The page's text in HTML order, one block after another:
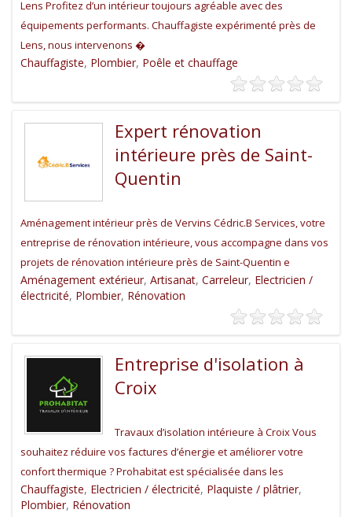
Lens Profitez d’un intérieur toujours agréable avec des
équipements performants. Chauffagiste expérimenté près de
Lens, nous intervenons �
Chauffagiste, Plombier, Poêle et chauffage
Expert rénovation
intérieure près de Saint-
Quentin
Aménagement intérieur près de Vervins Cédric.B Services, votre
entreprise de rénovation intérieure, vous accompagne dans vos
projets de rénovation intérieure près de Saint-Quentin e
Aménagement extérieur, Artisanat, Carreleur, Electricien /
électricité, Plombier, Rénovation
Entreprise d'isolation à
Croix
Travaux d’isolation intérieure à Croix Vous
souhaitez réduire vos factures d’énergie et améliorer votre
confort thermique ? Prohabitat est spécialisée dans les
Chauffagiste, Electricien / électricité, Plaquiste / plâtrier,
Plombier, Rénovation